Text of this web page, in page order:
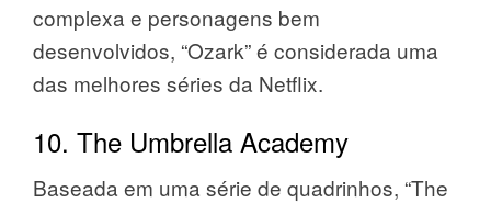
complexa e personagens bem
desenvolvidos, “Ozark” é considerada uma
das melhores séries da Netflix.
10. The Umbrella Academy
Baseada em uma série de quadrinhos, “The